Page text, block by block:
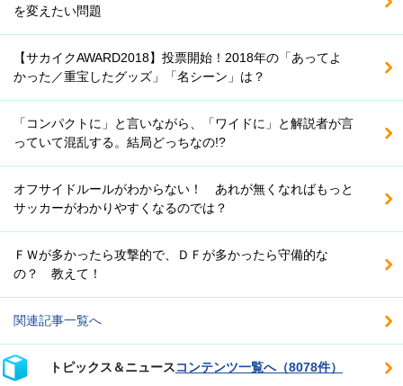
を変えたい問題
【サカイクAWARD2018】投票開始！2018年の「あってよ
かった／重宝したグッズ」「名シーン」は？
「コンパクトに」と言いながら、「ワイドに」と解説者が言
っていて混乱する。結局どっちなの!?
オフサイドルールがわからない！ あれが無くなればもっと
サッカーがわかりやすくなるのでは？
ＦＷが多かったら攻撃的で、ＤＦが多かったら守備的な
の？ 教えて！
関連記事一覧へ
トピックス＆ニュースコンテンツ一覧へ（8078件）